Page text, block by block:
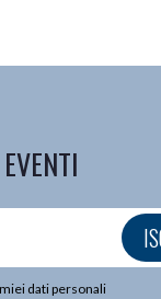
dati personali